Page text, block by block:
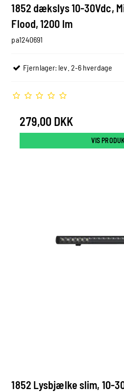
1852 dækslys 10-30Vdc,
Flood, 1200 lm
pa1240691
Fjernlager: lev. 2-6 hverdage
279,00 DKK
VIS
1852 Lysbjælke slim, 10-